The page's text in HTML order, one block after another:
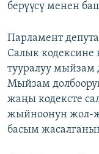
берүүсү менен
Парламент
Салык кодексине
тууралуу мыйзам
Мыйзам
жаңы кодексте
жыйноонун жол-
басым